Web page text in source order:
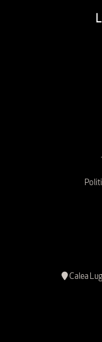
Calea